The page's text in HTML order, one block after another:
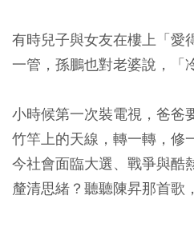
有時兒子與女友在樓上「愛
一管，孫鵬也對老婆說，
小時候第一次裝電視，爸爸
竹竿上的天線，轉一轉，修
今社會面臨大選、戰爭與
釐清思緒？聽聽陳昇那首歌